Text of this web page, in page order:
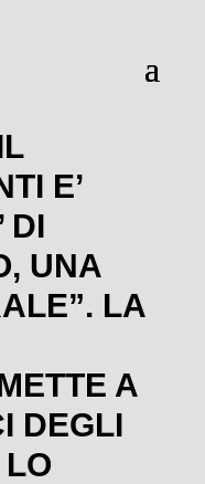
E’
DI
UNA
LA
A
DEGLI